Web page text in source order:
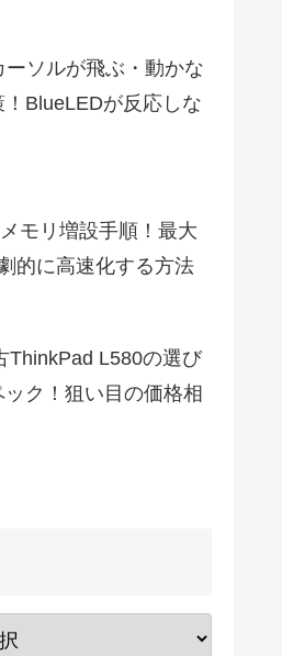
ソルが飛ぶ・動かな
BlueLEDが反応しな
モリ増設手順！最大
的に高速化する方法
ThinkPad L580の選び
ク！狙い目の価格相